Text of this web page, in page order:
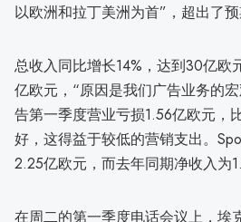
以欧洲和拉丁美洲为首”，超出了预
总收入同比增长14%，达到30亿欧
亿欧元，“原因是我们广告业务的
告第一季度营业亏损1.56亿欧元，
好，这得益于较低的营销支出。
2.25亿欧元，而去年同期净收入为
在周二的第一季度电话会议上，埃